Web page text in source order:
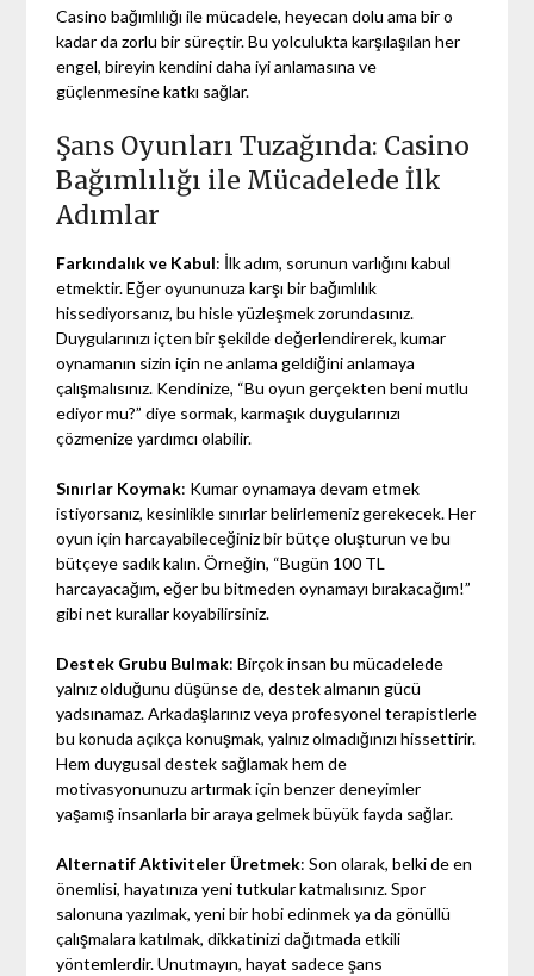
Casino bağımlılığı ile mücadele, heyecan dolu ama bir o
kadar da zorlu bir süreçtir. Bu yolculukta karşılaşılan her
engel, bireyin kendini daha iyi anlamasına ve
güçlenmesine katkı sağlar.
Şans Oyunları Tuzağında: Casino
Bağımlılığı ile Mücadelede İlk
Adımlar
Farkındalık ve Kabul: İlk adım, sorunun varlığını kabul
etmektir. Eğer oyununuza karşı bir bağımlılık
hissediyorsanız, bu hisle yüzleşmek zorundasınız.
Duygularınızı içten bir şekilde değerlendirerek, kumar
oynamanın sizin için ne anlama geldiğini anlamaya
çalışmalısınız. Kendinize, “Bu oyun gerçekten beni mutlu
ediyor mu?” diye sormak, karmaşık duygularınızı
çözmenize yardımcı olabilir.
Sınırlar Koymak: Kumar oynamaya devam etmek
istiyorsanız, kesinlikle sınırlar belirlemeniz gerekecek. Her
oyun için harcayabileceğiniz bir bütçe oluşturun ve bu
bütçeye sadık kalın. Örneğin, “Bugün 100 TL
harcayacağım, eğer bu bitmeden oynamayı bırakacağım!”
gibi net kurallar koyabilirsiniz.
Destek Grubu Bulmak: Birçok insan bu mücadelede
yalnız olduğunu düşünse de, destek almanın gücü
yadsınamaz. Arkadaşlarınız veya profesyonel terapistlerle
bu konuda açıkça konuşmak, yalnız olmadığınızı hissettirir.
Hem duygusal destek sağlamak hem de
motivasyonunuzu artırmak için benzer deneyimler
yaşamış insanlarla bir araya gelmek büyük fayda sağlar.
Alternatif Aktiviteler Üretmek: Son olarak, belki de en
önemlisi, hayatınıza yeni tutkular katmalısınız. Spor
salonuna yazılmak, yeni bir hobi edinmek ya da gönüllü
çalışmalara katılmak, dikkatinizi dağıtmada etkili
yöntemlerdir. Unutmayın, hayat sadece şans